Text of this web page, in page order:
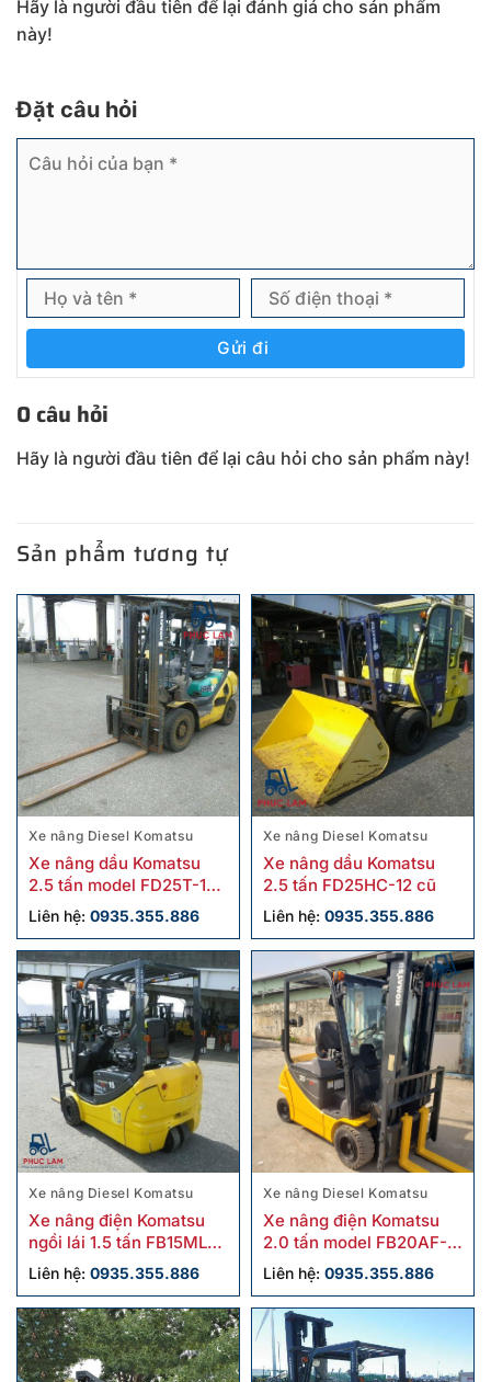
Hãy là người đầu tiên để lại đánh giá cho sản phẩm
này!
Đặt câu hỏi
Gửi đi
0 câu hỏi
Hãy là người đầu tiên để lại câu hỏi cho sản phẩm này!
Sản phẩm tương tự
Xe nâng Diesel Komatsu
Xe nâng dầu Komatsu
2.5 tấn model FD25T-16
cũ
Liên hệ: 0935.355.886
Xe nâng Diesel Komatsu
Xe nâng dầu Komatsu
2.5 tấn FD25HC-12 cũ
Liên hệ: 0935.355.886
Xe nâng Diesel Komatsu
Xe nâng điện Komatsu
ngồi lái 1.5 tấn FB15ML-
12 cũ
Liên hệ: 0935.355.886
Xe nâng Diesel Komatsu
Xe nâng điện Komatsu
2.0 tấn model FB20AF-
12 cũ sx 2018
Liên hệ: 0935.355.886